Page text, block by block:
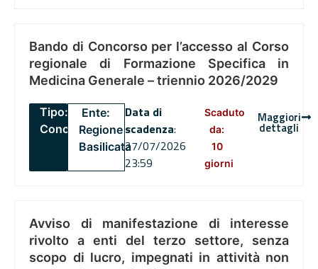
Bando di Concorso per l’accesso al Corso
regionale di Formazione Specifica in
Medicina Generale – triennio 2026/2029
Tipo:
Concorsi
Ente:
Regione
Basilicata
Data di
scadenza:
27/07/2026
23:59
Scaduto
da:
10
giorni
Maggiori
dettagli
Avviso di manifestazione di interesse
rivolto a enti del terzo settore, senza
scopo di lucro, impegnati in attività non